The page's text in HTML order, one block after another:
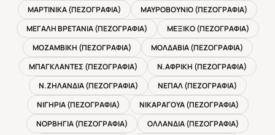
ΜΑΡΤΙΝΙΚΑ (ΠΕΖΟΓΡΑΦΙΑ)
ΜΑΥΡΟΒΟΥΝΙΟ (ΠΕΖΟΓΡΑΦΙΑ)
ΜΕΓΑΛΗ ΒΡΕΤΑΝΙΑ (ΠΕΖΟΓΡΑΦΙΑ)
ΜΕΞΙΚΟ (ΠΕΖΟΓΡΑΦΙΑ)
ΜΟΖΑΜΒΙΚΗ (ΠΕΖΟΓΡΑΦΙΑ)
ΜΟΛΔΑΒΙΑ (ΠΕΖΟΓΡΑΦΙΑ)
ΜΠΑΓΚΛΑΝΤΕΣ (ΠΕΖΟΓΡΑΦΙΑ)
Ν.ΑΦΡΙΚΗ (ΠΕΖΟΓΡΑΦΙΑ)
Ν.ΖΗΛΑΝΔΙΑ (ΠΕΖΟΓΡΑΦΙΑ)
ΝΕΠΑΛ (ΠΕΖΟΓΡΑΦΙΑ)
ΝΙΓΗΡΙΑ (ΠΕΖΟΓΡΑΦΙΑ)
ΝΙΚΑΡΑΓΟΥΑ (ΠΕΖΟΓΡΑΦΙΑ)
ΝΟΡΒΗΓΙΑ (ΠΕΖΟΓΡΑΦΙΑ)
ΟΛΛΑΝΔΙΑ (ΠΕΖΟΓΡΑΦΙΑ)